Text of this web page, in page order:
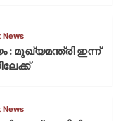
News
: മുഖ്യമന്ത്രി ഇന്ന്
News